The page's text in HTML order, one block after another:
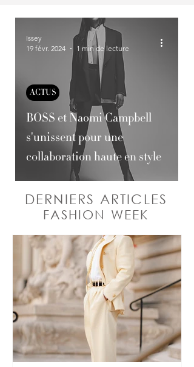
BOSS et Naomi Campbell
s'unissent pour une
collaboration haute en style
ACTUS
Issey
19 févr. 2024
1 min de lecture
DERNIERS ARTICLES
FASHION WEEK